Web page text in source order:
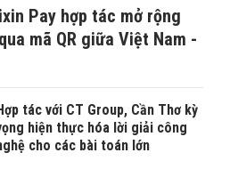
Pay hợp tác mở rộng
mã QR giữa Việt Nam -
tác với CT Group, Cần Thơ kỳ
hiện thực hóa lời giải công
cho các bài toán lớn